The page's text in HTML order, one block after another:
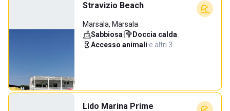
Stravizio Beach
Marsala, Marsala
Sabbiosa· Doccia calda·
Accesso animali·e altri 3…
Lido Marina Prime